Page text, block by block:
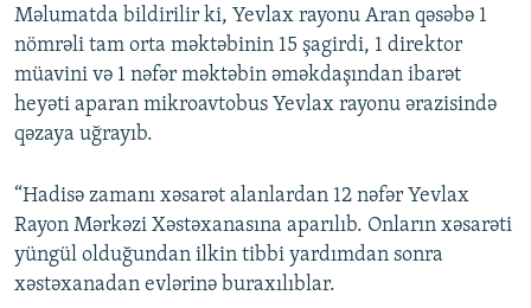
Məlumatda bildirilir ki, Yevlax rayonu Aran qəsəbə 1
nömrəli tam orta məktəbinin 15 şagirdi, 1 direktor
müavini və 1 nəfər məktəbin əməkdaşından ibarət
heyəti aparan mikroavtobus Yevlax rayonu ərazisində
qəzaya uğrayıb.
“Hadisə zamanı xəsarət alanlardan 12 nəfər Yevlax
Rayon Mərkəzi Xəstəxanasına aparılıb. Onların xəsarəti
yüngül olduğundan ilkin tibbi yardımdan sonra
xəstəxanadan evlərinə buraxılıblar.